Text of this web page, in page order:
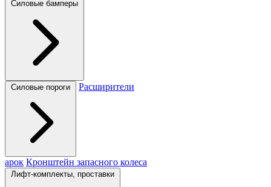
Силовые бамперы
Силовые пороги Расширители
арок Кронштейн запасного колеса
Лифт-комплекты, проставки